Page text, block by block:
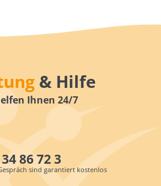
& Hilfe
Ihnen 24/7
86 72 3
sind garantiert kostenlos